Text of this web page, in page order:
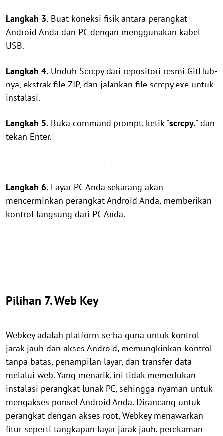
Langkah 3. Buat koneksi fisik antara perangkat
Android Anda dan PC dengan menggunakan kabel
USB.
Langkah 4. Unduh Scrcpy dari repositori resmi GitHub-
nya, ekstrak file ZIP, dan jalankan file scrcpy.exe untuk
instalasi.
Langkah 5. Buka command prompt, ketik "scrcpy," dan
tekan Enter.
Langkah 6. Layar PC Anda sekarang akan
mencerminkan perangkat Android Anda, memberikan
kontrol langsung dari PC Anda.
Pilihan 7. Web Key
Webkey adalah platform serba guna untuk kontrol
jarak jauh dan akses Android, memungkinkan kontrol
tanpa batas, penampilan layar, dan transfer data
melalui web. Yang menarik, ini tidak memerlukan
instalasi perangkat lunak PC, sehingga nyaman untuk
mengakses ponsel Android Anda. Dirancang untuk
perangkat dengan akses root, Webkey menawarkan
fitur seperti tangkapan layar jarak jauh, perekaman